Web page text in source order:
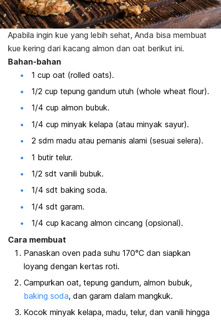
Apabila ingin kue yang lebih sehat, Anda bisa membuat
kue kering dari kacang almon dan oat berikut ini.
Bahan-bahan
1 cup oat (rolled oats).
1/2 cup tepung gandum utuh (whole wheat flour).
1/4 cup almon bubuk.
1/4 cup minyak kelapa (atau minyak sayur).
2 sdm madu atau pemanis alami (sesuai selera).
1 butir telur.
1/2 sdt vanili bubuk.
1/4 sdt baking soda.
1/4 sdt garam.
1/4 cup kacang almon cincang (opsional).
Cara membuat
Panaskan oven pada suhu 170°C dan siapkan
loyang dengan kertas roti.
Campurkan oat, tepung gandum, almon bubuk,
baking soda, dan garam dalam mangkuk.
Kocok minyak kelapa, madu, telur, dan vanili hingga